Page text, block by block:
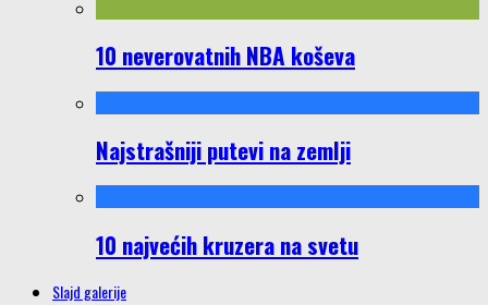
10 neverovatnih NBA koševa
Najstrašniji putevi na zemlji
10 najvećih kruzera na svetu
Slajd galerije